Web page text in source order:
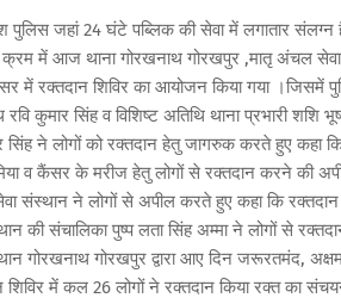
पुलिस जहां 24 घंटे पब्लिक की सेवा में लगातार
क्रम में आज थाना गोरखनाथ गोरखपुर ,मातृ अंचल
में रक्तदान शिविर का आयोजन किया गया
रवि कुमार सिंह व विशिष्ट अतिथि थाना प्रभारी
सिंह ने लोगों को रक्तदान हेतु जागरुक करते हुए कहा
व कैंसर के मरीज हेतु लोगों से रक्तदान करने की
संस्थान ने लोगों से अपील करते हुए कहा कि रक्तदान
की संचालिका पुष्प लता सिंह अम्मा ने लोगों से
गोरखनाथ गोरखपुर द्वारा आए दिन जरूरतमंद,
में कल 26 लोगों ने रक्तदान किया रक्त का